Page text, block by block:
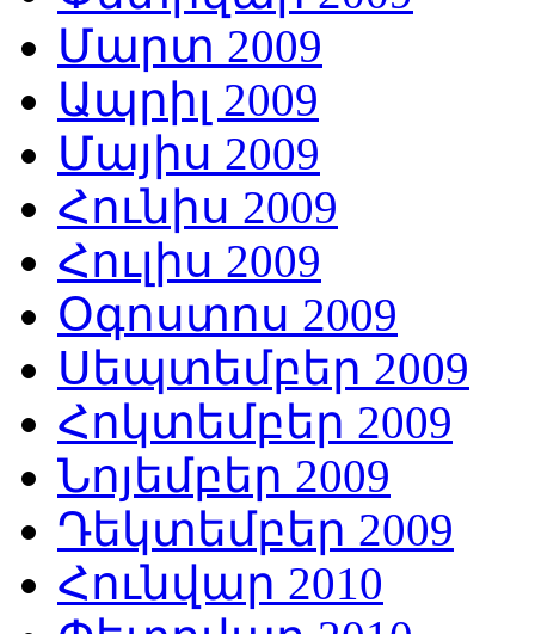
Մարտ 2009
Ապրիլ 2009
Մայիս 2009
Հունիս 2009
Հուլիս 2009
Օգոստոս 2009
Սեպտեմբեր 2009
Հոկտեմբեր 2009
Նոյեմբեր 2009
Դեկտեմբեր 2009
Հունվար 2010